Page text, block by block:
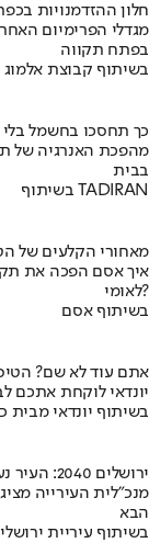
חלון ההזדמנויות
בפתח תקווה
בשיתוף קבוצת אלמוג
כך תחסכו בחשמל בלי
מהפכת האנרגיה של
בבית
בשיתוף TADIRAN
מאחורי הקלעים של
לאומי?
בשיתוף אסם
אתם עוד לא שם?
יונדאי לוקחת אתכם
בשיתוף יונדאי מבית
ירושלים 2040: העיר נערכת ל- 1.5 מליון תושבים
מנכ"לית העירייה
הבא
בשיתוף עיריית